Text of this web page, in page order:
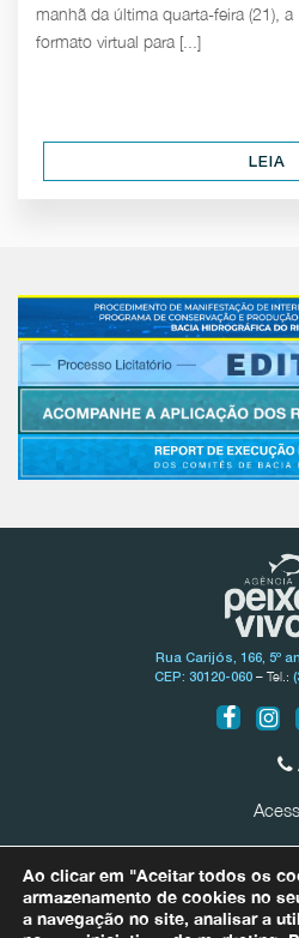
manhã da última quarta-feira (21), a
formato virtual para [...]
LEIA
Rua Carijós, 166, 5º
CEP: 30120-060 – Tel.:
Ao clicar em "Aceitar todos os
armazenamento de cookies no
a navegação no site, analisar a